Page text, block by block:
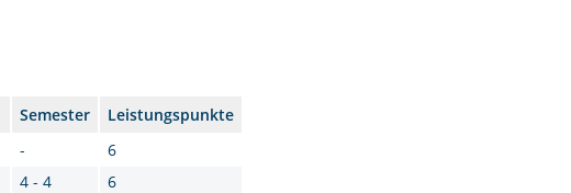
Semester
Leistungspunkte
-
6
4 - 4
6